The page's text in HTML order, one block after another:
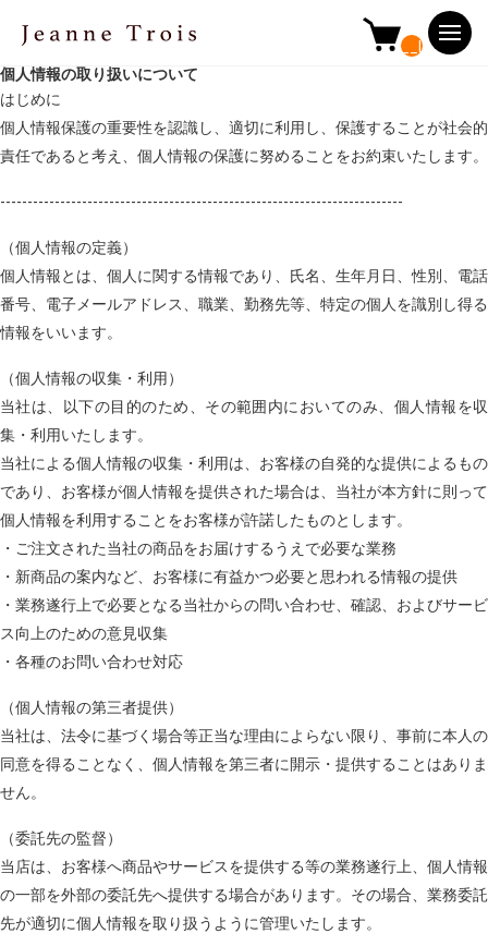
個人情報の取り扱いについて
はじめに
個人情報保護の重要性を認識し、適切に利用し、保護することが社会的
責任であると考え、個人情報の保護に努めることをお約束いたします。
--------------------------------------------------------------------------
（個人情報の定義）
個人情報とは、個人に関する情報であり、氏名、生年月日、性別、電話
番号、電子メールアドレス、職業、勤務先等、特定の個人を識別し得る
情報をいいます。
（個人情報の収集・利用）
当社は、以下の目的のため、その範囲内においてのみ、個人情報を収
集・利用いたします。
当社による個人情報の収集・利用は、お客様の自発的な提供によるもの
であり、お客様が個人情報を提供された場合は、当社が本方針に則って
個人情報を利用することをお客様が許諾したものとします。
・ご注文された当社の商品をお届けするうえで必要な業務
・新商品の案内など、お客様に有益かつ必要と思われる情報の提供
・業務遂行上で必要となる当社からの問い合わせ、確認、およびサービ
ス向上のための意見収集
・各種のお問い合わせ対応
（個人情報の第三者提供）
当社は、法令に基づく場合等正当な理由によらない限り、事前に本人の
同意を得ることなく、個人情報を第三者に開示・提供することはありま
せん。
（委託先の監督）
当店は、お客様へ商品やサービスを提供する等の業務遂行上、個人情報
の一部を外部の委託先へ提供する場合があります。その場合、業務委託
先が適切に個人情報を取り扱うように管理いたします。